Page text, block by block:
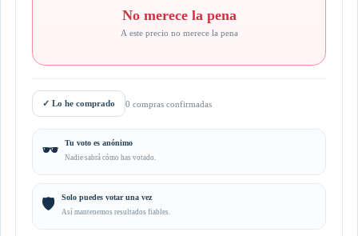
No merece la pena
A este precio no merece la pena
✓ Lo he comprado 0 compras confirmadas
🕶️ Tu voto es anónimo
Nadie sabrá cómo has votado.
🛡️ Solo puedes votar una vez
Así mantenemos resultados fiables.